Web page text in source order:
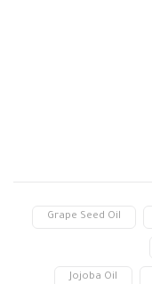
Grape Seed Oil
Jojoba Oil